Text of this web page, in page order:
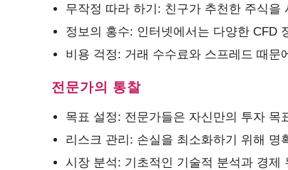
무작정 따라 하기: 친구가 추천한 주식을
정보의 홍수: 인터넷에서는 다양한 CFD
비용 걱정: 거래 수수료와 스프레드 때문
전문가의 통찰
목표 설정: 전문가들은 자신만의 투자 목
리스크 관리: 손실을 최소화하기 위해 명
시장 분석: 기초적인 기술적 분석과 경제